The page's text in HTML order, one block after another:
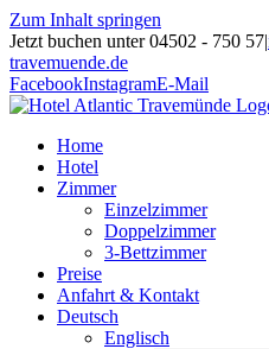
Zum Inhalt springen
Jetzt buchen unter 04502 - 750 57|
travemuende.de
FacebookInstagramE-Mail
Home
Hotel
Zimmer
Einzelzimmer
Doppelzimmer
3-Bettzimmer
Preise
Anfahrt & Kontakt
Deutsch
Englisch